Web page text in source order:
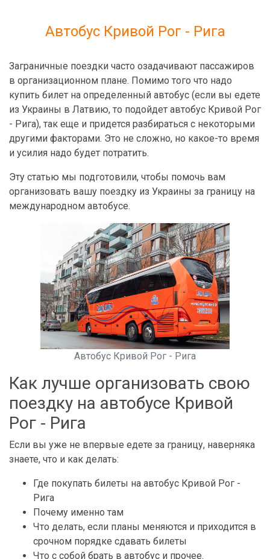
Автобус Кривой Рог - Рига
Заграничные поездки часто озадачивают пассажиров
в организационном плане. Помимо того что надо
купить билет на определенный автобус (если вы едете
из Украины в Латвию, то подойдет автобус Кривой Рог
- Рига), так еще и придется разбираться с некоторыми
другими факторами. Это не сложно, но какое-то время
и усилия надо будет потратить.
Эту статью мы подготовили, чтобы помочь вам
организовать вашу поездку из Украины за границу на
международном автобусе.
Автобус Кривой Рог - Рига
Как лучше организовать свою
поездку на автобусе Кривой
Рог - Рига
Если вы уже не впервые едете за границу, наверняка
знаете, что и как делать:
Где покупать билеты на автобус Кривой Рог -
Рига
Почему именно там
Что делать, если планы меняются и приходится в
срочном порядке сдавать билеты
Что с собой брать в автобус и прочее.